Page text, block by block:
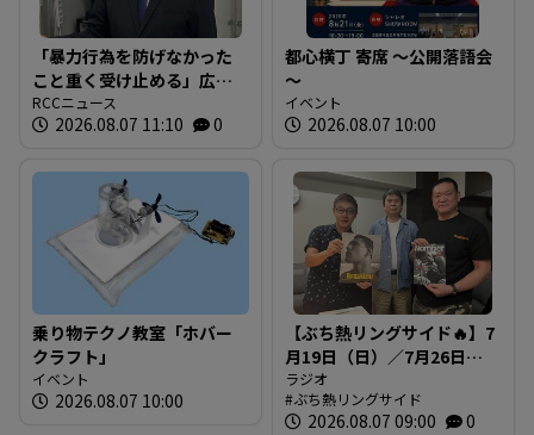
「暴力行為を防げなかった
こと重く受け止める」広陵
高校野球部 中井哲之元監
督が退任後初めて会見し謝
RCCニュース
2026.08.07 11:10 0
都心横丁 寄席 ～公開落語会
～
イベント
2026.08.07 10:00
乗り物テクノ教室「ホバー
クラフト」
イベント
2026.08.07 10:00
【ぶち熱リングサイド🔥】7
月19日（日）／7月26日
（日）放送内容
ラジオ
ぶち熱リングサイド
2026.08.07 09:00 0